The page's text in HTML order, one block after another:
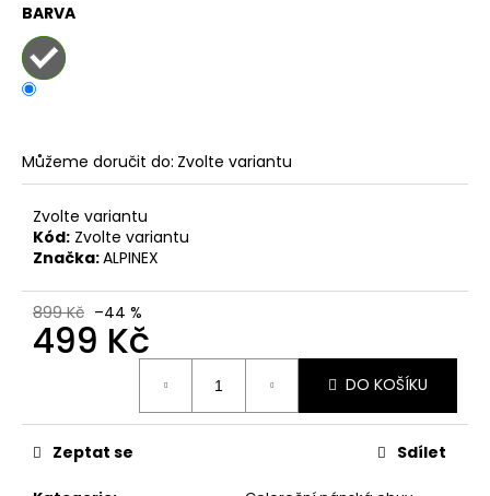
BARVA
Můžeme doručit do: Zvolte variantu
Zvolte variantu
Kód: Zvolte variantu
Značka:ALPINEX
899 Kč –44 %
499 Kč
DO KOŠÍKU
Zeptat se Sdílet
D
o
p
u
č
u
e
e
NEWPORT
KOŽENÉ